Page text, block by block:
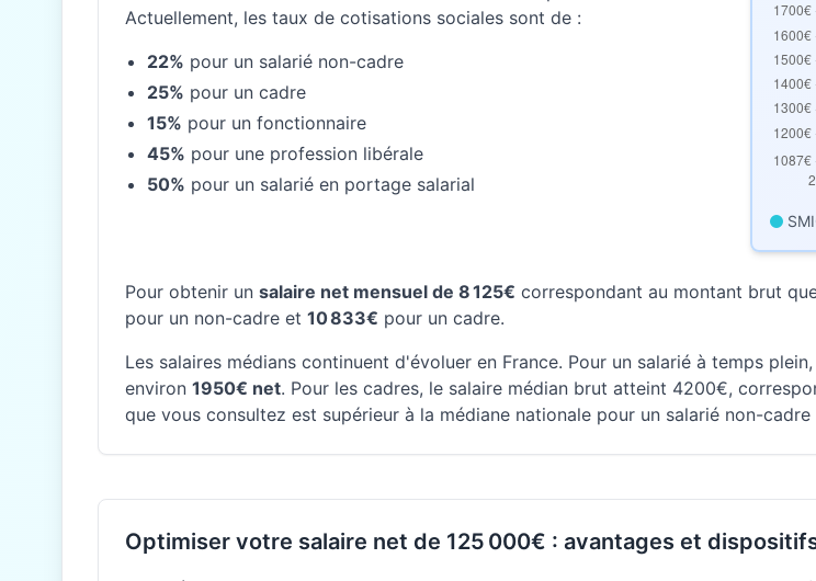
Actuellement, les taux de cotisations sociales sont de :
22% pour un salarié non-cadre
25% pour un cadre
15% pour un fonctionnaire
45% pour une profession libérale
50% pour un salarié en portage salarial
Pour obtenir un salaire net mensuel de 8 125€ correspondant au montant brut
pour un non-cadre et 10 833€ pour un cadre.
Les salaires médians continuent d'évoluer en France. Pour un salarié à temps
environ 1950€ net. Pour les cadres, le salaire médian brut atteint 4200€,
que vous consultez est supérieur à la médiane nationale pour un salarié non-
Optimiser votre salaire net de 125 000€ : avantages et